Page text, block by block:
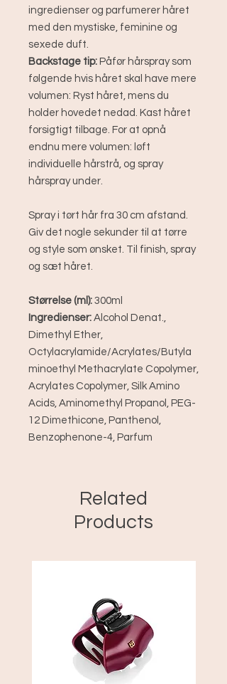
ingredienser og parfumerer håret
med den mystiske, feminine og
sexede duft.
Backstage tip: Påfør hårspray som
følgende hvis håret skal have mere
volumen: Ryst håret, mens du
holder hovedet nedad. Kast håret
forsigtigt tilbage. For at opnå
endnu mere volumen: løft
individuelle hårstrå, og spray
hårspray under.
Spray i tørt hår fra 30 cm afstand.
Giv det nogle sekunder til at tørre
og style som ønsket. Til finish, spray
og sæt håret.
Størrelse (ml): 300ml
Ingredienser: Alcohol Denat.,
Dimethyl Ether,
Octylacrylamide/Acrylates/Butyla
minoethyl Methacrylate Copolymer,
Acrylates Copolymer, Silk Amino
Acids, Aminomethyl Propanol, PEG-
12 Dimethicone, Panthenol,
Benzophenone-4, Parfum
Related
Products